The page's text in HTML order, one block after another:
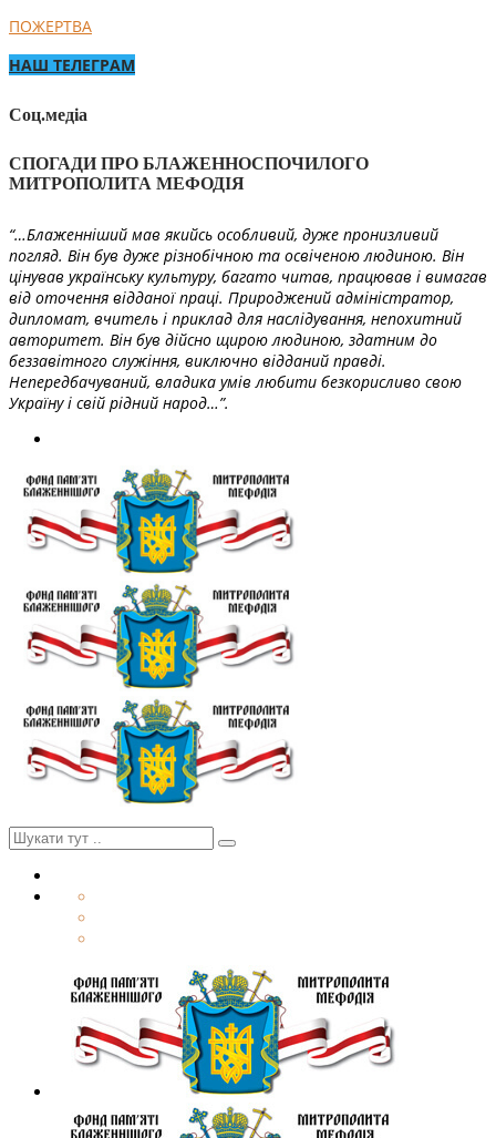
ПОЖЕРТВА
НАШ ТЕЛЕГРАМ
Соц.медіа
СПОГАДИ ПРО БЛАЖЕННОСПОЧИЛОГО
МИТРОПОЛИТА МЕФОДІЯ
“…Блаженніший мав якийсь особливий, дуже пронизливий
погляд. Він був дуже різнобічною та освіченою людиною. Він
цінував українську культуру, багато читав, працював і вимагав
від оточення відданої праці. Природжений адміністратор,
дипломат, вчитель і приклад для наслідування, непохитний
авторитет. Він був дійсно щирою людиною, здатним до
беззавітного служіння, виключно відданий правді.
Непередбачуваний, владика умів любити безкорисливо свою
Україну і свій рідний народ…”.